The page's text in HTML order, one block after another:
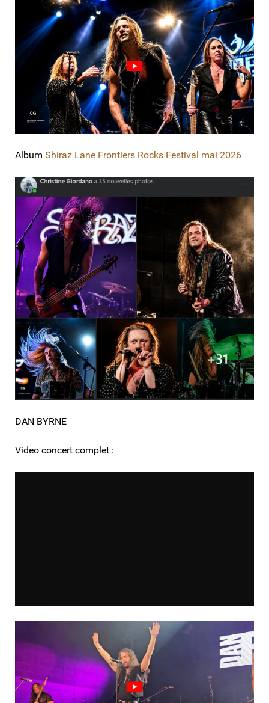
Album Shiraz Lane Frontiers Rocks Festival mai 2026
DAN BYRNE
Video concert complet :